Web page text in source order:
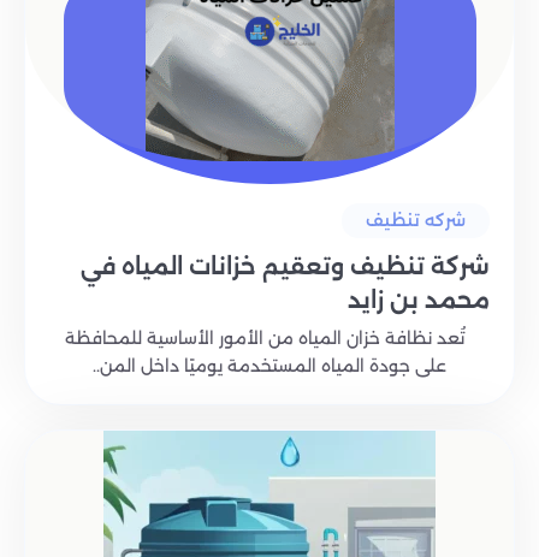
شركه تنظيف
شركة تنظيف وتعقيم خزانات المياه في
محمد بن زايد
تُعد نظافة خزان المياه من الأمور الأساسية للمحافظة
على جودة المياه المستخدمة يوميًا داخل المن..